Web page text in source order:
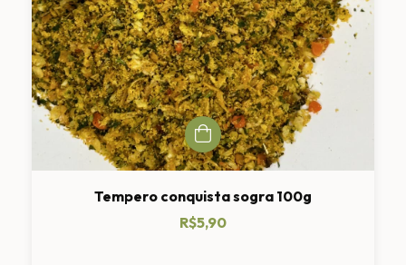
Tempero conquista sogra 100g
R$5,90